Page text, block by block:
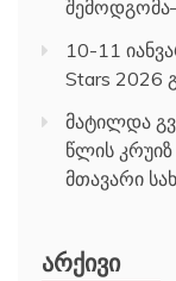
10-11
Stars 2026
მატილდა
წლის
მთავარი
ᲐᲠᲥᲘᲕᲘ